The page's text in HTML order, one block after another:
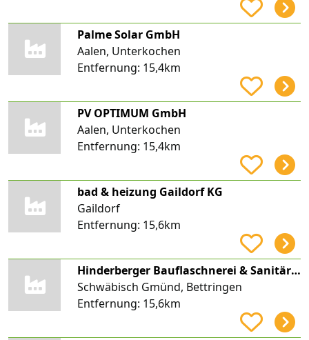
Palme Solar GmbH
Aalen, Unterkochen
Entfernung: 15,4km
PV OPTIMUM GmbH
Aalen, Unterkochen
Entfernung: 15,4km
bad & heizung Gaildorf KG
Gaildorf
Entfernung: 15,6km
Hinderberger Bauflaschnerei & Sanitärtechnik GmbH
Schwäbisch Gmünd, Bettringen
Entfernung: 15,6km